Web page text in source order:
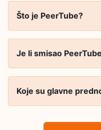
Što je PeerTube?
Je li smisao
Koje su glavne